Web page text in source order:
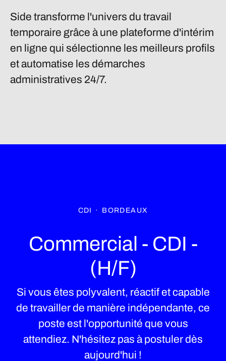
Side transforme l'univers du travail
temporaire grâce à une plateforme d'intérim
en ligne qui sélectionne les meilleurs profils
et automatise les démarches
administratives 24/7.
CDI · BORDEAUX
Commercial - CDI -
(H/F)
Si vous êtes polyvalent, réactif et capable
de travailler de manière indépendante, ce
poste est l'opportunité que vous
attendiez. N'hésitez pas à postuler dès
aujourd'hui !